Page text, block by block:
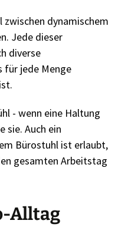
zwischen dynamischem
Jede dieser
diverse
für jede Menge
- wenn eine Haltung
sie. Auch ein
Bürostuhl ist erlaubt,
gesamten Arbeitstag
Alltag